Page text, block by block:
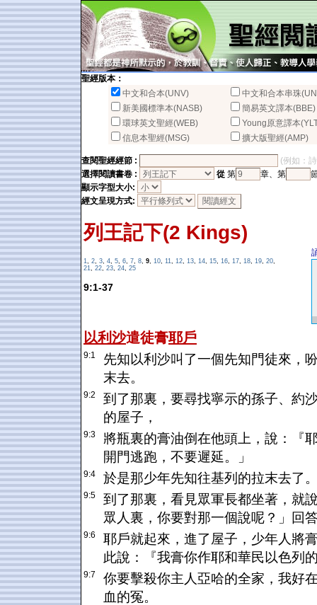
聖經版本：
中文和合本(UNV)
中文和合本串珠
新美國標準本(NASB)
簡易英文譯本(BBE)
環球英文聖經(WEB)
Young原意譯本
信息本聖經(MSG)
擴大版聖經(AMP)
查閱聖經經節 :
(例如：
選擇閱讀書卷 :
從 第 章、第
顯示字型大小:
經文呈現方式:
列王記下(2 Kings)
1, 2, 3, 4, 5, 6, 7, 8, 9, 10, 11, 12, 13, 14, 15, 16, 17, 18, 19, 20,
21, 22, 23, 24, 25
9:1-37
以利沙遣徒膏耶戶
9:1
先知以利沙叫了一個先知門徒來，
末去。
9:2
到了那裏，要尋找寧示的孫子、約
的屋子，
9:3
將瓶裏的膏油倒在他頭上，說：『
開門逃跑，不要遲延。」
9:4 於是那少年先知往基列的拉末去了
9:5
到了那裏，看見眾軍長都坐著，就
眾人裏，你要對那一個說呢？」回
9:6
耶戶就起來，進了屋子，少年人將
此說：『我膏你作耶和華民以色列
9:7
你要擊殺你主人亞哈的全家，我好
血的冤。